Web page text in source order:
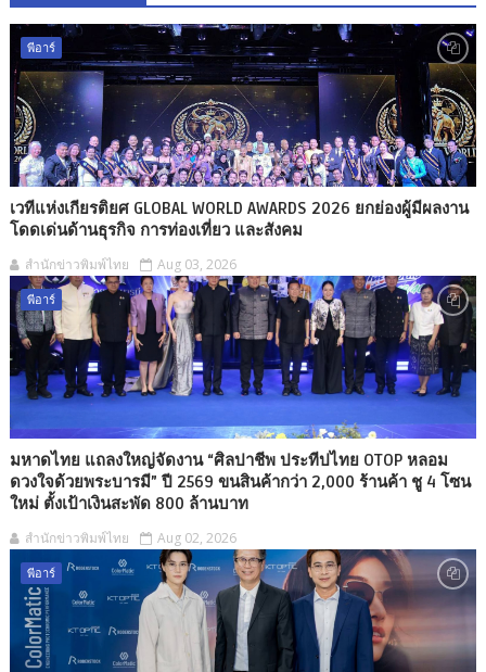
พีอาร์
เวทีแห่งเกียรติยศ GLOBAL WORLD AWARDS 2026 ยกย่องผู้มีผลงาน
โดดเด่นด้านธุรกิจ การท่องเที่ยว และสังคม
สำนักข่าวพิมพ์ไทย Aug 03, 2026
พีอาร์
มหาดไทย แถลงใหญ่จัดงาน “ศิลปาชีพ ประทีปไทย OTOP หลอม
ดวงใจด้วยพระบารมี” ปี 2569 ขนสินค้ากว่า 2,000 ร้านค้า ชู 4 โซน
ใหม่ ตั้งเป้าเงินสะพัด 800 ล้านบาท
สำนักข่าวพิมพ์ไทย Aug 02, 2026
พีอาร์